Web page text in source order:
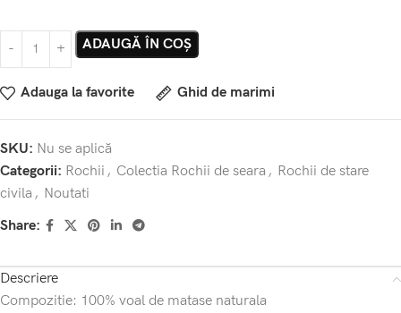
ADAUGĂ ÎN COȘ
Adauga la favorite Ghid de marimi
SKU: Nu se aplică
Categorii: Rochii , Colectia Rochii de seara , Rochii de stare
civila , Noutati
Share:
Descriere
Compozitie: 100% voal de matase naturala